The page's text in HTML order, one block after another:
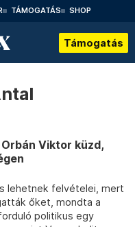
TÁMOGATÁS SHOP
Támogatás
Viktor küzd,
lehetnek felvételei, mert
őket, mondta a
politikus egy